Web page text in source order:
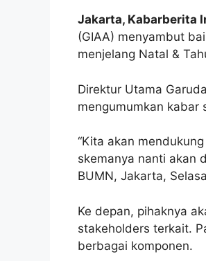
Jakarta, Kabarberita
(GIAA) menyambut
menjelang Natal &
Direktur Utama
mengumumkan kabar
“Kita akan
skemanya nanti akan
BUMN, Jakarta,
Ke depan, pihaknya
stakeholders terkait.
berbagai komponen.